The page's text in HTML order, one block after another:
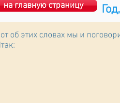
на главную страницу
об этих словах мы и